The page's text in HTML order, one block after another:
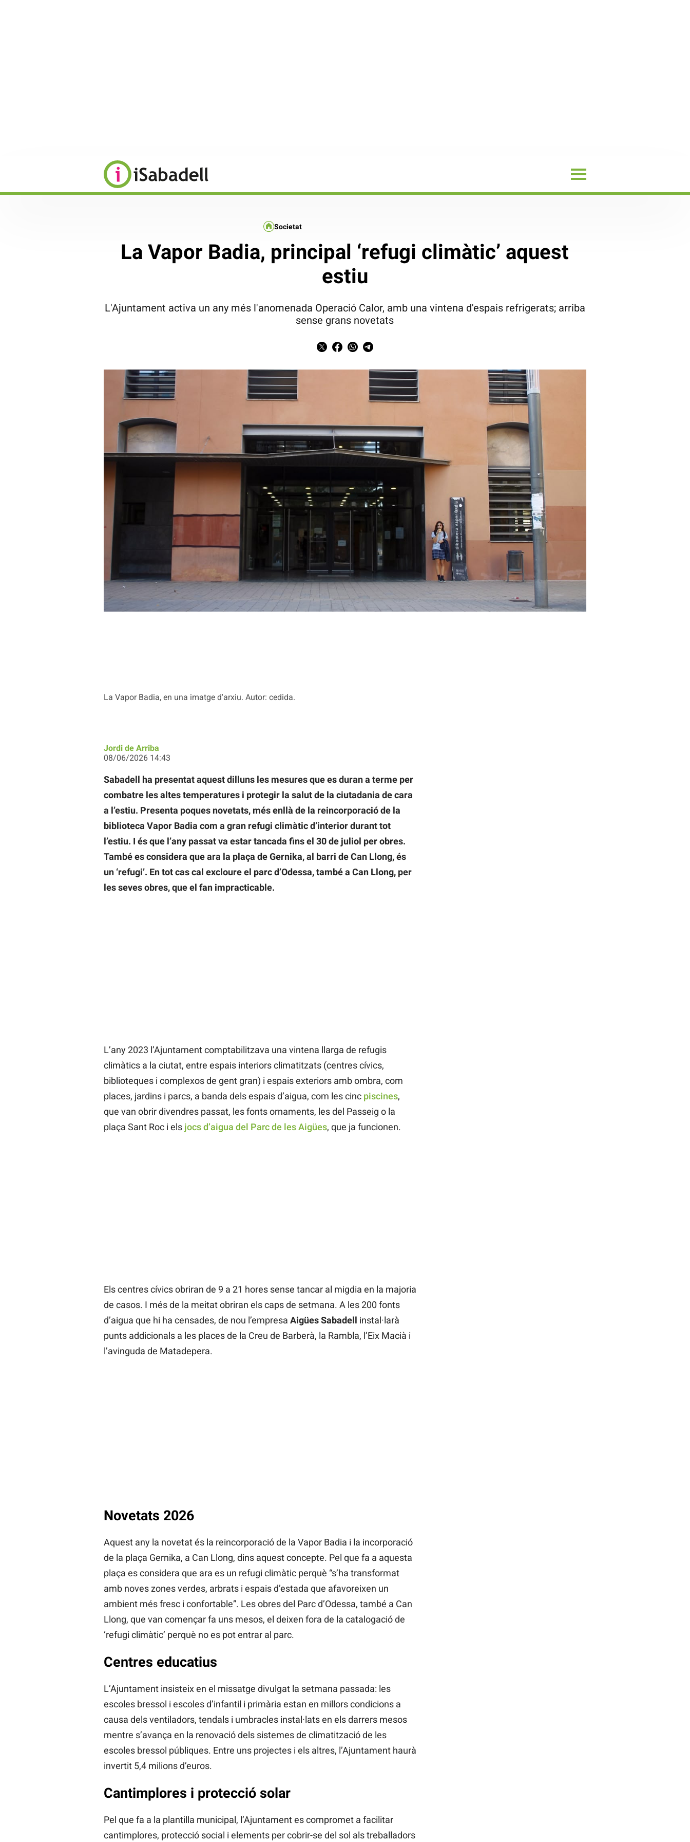
La Vapor Badia, en una imatge d'arxiu. Autor: cedida.
Societat
La Vapor Badia, principal ‘refugi climàtic’ aquest
estiu
L'Ajuntament activa un any més l'anomenada Operació Calor, amb una vintena d'espais refrigerats; arriba
sense grans novetats
Jordi de Arriba
08/06/2026 14:43
Sabadell ha presentat aquest dilluns les mesures que es duran a terme per
combatre les altes temperatures i protegir la salut de la ciutadania de cara
a l’estiu. Presenta poques novetats, més enllà de la reincorporació de la
biblioteca Vapor Badia com a gran refugi climàtic d’interior durant tot
l’estiu. I és que l’any passat va estar tancada fins el 30 de juliol per obres.
També es considera que ara la plaça de Gernika, al barri de Can Llong, és
un ‘refugi’. En tot cas cal excloure el parc d’Odessa, també a Can Llong, per
les seves obres, que el fan impracticable.
L’any 2023 l’Ajuntament comptabilitzava una vintena llarga de refugis
climàtics a la ciutat, entre espais interiors climatitzats (centres cívics,
biblioteques i complexos de gent gran) i espais exteriors amb ombra, com
places, jardins i parcs, a banda dels espais d’aigua, com les cinc piscines,
que van obrir divendres passat, les fonts ornaments, les del Passeig o la
plaça Sant Roc i els jocs d’aigua del Parc de les Aigües, que ja funcionen.
Els centres cívics obriran de 9 a 21 hores sense tancar al migdia en la majoria
de casos. I més de la meitat obriran els caps de setmana. A les 200 fonts
d’aigua que hi ha censades, de nou l’empresa Aigües Sabadell instal·larà
punts addicionals a les places de la Creu de Barberà, la Rambla, l’Eix Macià i
l’avinguda de Matadepera.
Novetats 2026
Aquest any la novetat és la reincorporació de la Vapor Badia i la incorporació
de la plaça Gernika, a Can Llong, dins aquest concepte. Pel que fa a aquesta
plaça es considera que ara es un refugi climàtic perquè “s’ha transformat
amb noves zones verdes, arbrats i espais d’estada que afavoreixen un
ambient més fresc i confortable”. Les obres del Parc d’Odessa, també a Can
Llong, que van començar fa uns mesos, el deixen fora de la catalogació de
‘refugi climàtic’ perquè no es pot entrar al parc.
Centres educatius
L’Ajuntament insisteix en el missatge divulgat la setmana passada: les
escoles bressol i escoles d’infantil i primària estan en millors condicions a
causa dels ventiladors, tendals i umbracles instal·lats en els darrers mesos
mentre s’avança en la renovació dels sistemes de climatització de les
escoles bressol públiques. Entre uns projectes i els altres, l’Ajuntament haurà
invertit 5,4 milions d’euros.
Cantimplores i protecció solar
Pel que fa a la plantilla municipal, l’Ajuntament es compromet a facilitar
cantimplores, protecció social i elements per cobrir-se del sol als treballadors